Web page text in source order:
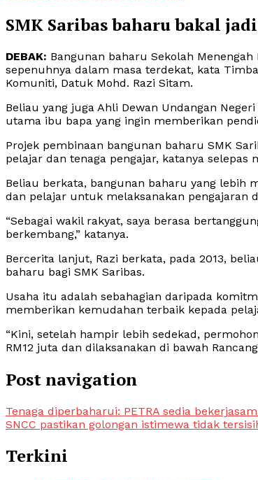
SMK Saribas baharu bakal
DEBAK: Bangunan baharu Sekolah Menengah
sepenuhnya dalam masa terdekat, kata
Komuniti, Datuk Mohd. Razi Sitam.
Beliau yang juga Ahli Dewan Undangan
utama ibu bapa yang ingin memberikan
Projek pembinaan bangunan baharu SMK
pelajar dan tenaga pengajar, katanya
Beliau berkata, bangunan baharu yang lebih
dan pelajar untuk melaksanakan pengajaran
“Sebagai wakil rakyat, saya berasa
berkembang,” katanya.
Bercerita lanjut, Razi berkata, pada 2013,
baharu bagi SMK Saribas.
Usaha itu adalah sebahagian daripada
memberikan kemudahan terbaik kepada
“Kini, setelah hampir lebih sedekad,
RM12 juta dan dilaksanakan di bawah
Post navigation
Tenaga diperbaharui: PETRA sedia
SNCC pastikan golongan istimewa tidak
Terkini